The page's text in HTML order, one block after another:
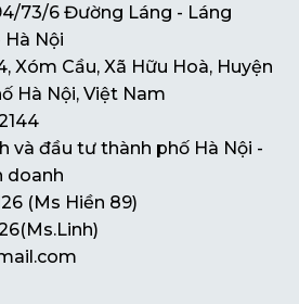
73/6 Đường Láng - Láng
Nội
Xóm Cầu, Xã Hữu Hoà, Huyện
Hà Nội, Việt Nam
và đầu tư thành phố Hà Nội -
doanh
(Ms Hiền 89)